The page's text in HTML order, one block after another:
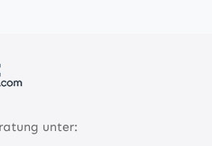
unter: